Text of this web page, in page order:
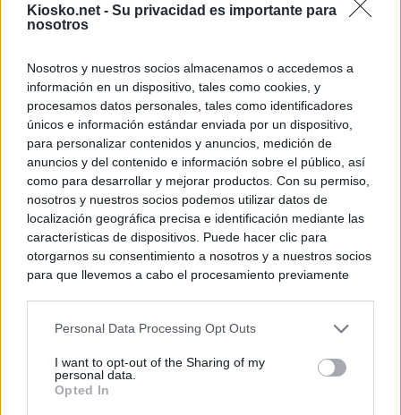
Kiosko.net - Su privacidad es importante para
nosotros
Nosotros y nuestros socios almacenamos o accedemos a
información en un dispositivo, tales como cookies, y
procesamos datos personales, tales como identificadores
únicos e información estándar enviada por un dispositivo,
para personalizar contenidos y anuncios, medición de
anuncios y del contenido e información sobre el público, así
como para desarrollar y mejorar productos. Con su permiso,
nosotros y nuestros socios podemos utilizar datos de
localización geográfica precisa e identificación mediante las
características de dispositivos. Puede hacer clic para
otorgarnos su consentimiento a nosotros y a nuestros socios
para que llevemos a cabo el procesamiento previamente
negar su consentimiento. Tenga en cuenta que algún
de su consentimiento, pero usted tiene el derecho de
rechazar tal procesamiento. Sus preferencias se aplicarán
Personal Data Processing Opt Outs
I want to opt-out of the Sharing of my
personal data.
Opted In